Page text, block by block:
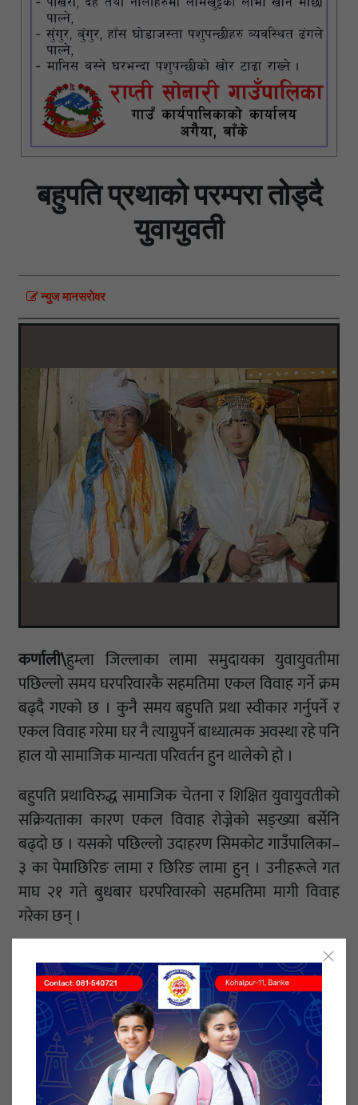
बहुपति प्रथाको परम्परा तोड्दै
युवायुवती
न्युज मानसराेवर
कर्णाली\हुम्ला जिल्लाका लामा समुदायका युवायुवतीमा
पछिल्लो समय घरपरिवारकै सहमतिमा एकल विवाह गर्ने क्रम
बढ्दै गएको छ । कुनै समय बहुपति प्रथा स्वीकार गर्नुपर्ने र
एकल विवाह गरेमा घर नै त्याग्नुपर्ने बाध्यात्मक अवस्था रहे पनि
हाल यो सामाजिक मान्यता परिवर्तन हुन थालेको हो ।
बहुपति प्रथाविरुद्ध सामाजिक चेतना र शिक्षित युवायुवतीको
सक्रियताका कारण एकल विवाह रोज्नेको सङ्ख्या बर्सेनि
बढ्दो छ । यसको पछिल्लो उदाहरण सिमकोट गाउँपालिका–
३ का पेमाछिरिङ लामा र छिरिङ लामा हुन् । उनीहरूले गत
माघ २१ गते बुधबार घरपरिवारको सहमतिमा मागी विवाह
गरेका छन् ।
पाँच भाइमध्येका साहिला छोरा पेमाछिरिङका जेठो र माहिलो
दाजुले पनि यसअघि नै एकल विवाह गरिसकेका छन् । बाँकी
रहेका दुई भाइले पनि एकल विवाह नै गर्ने उनले बताए ।
पेमाछिरिङको जोडीसहित यस वर्ष मात्र लामा समुदायका ६
जोडीले एकल विवाह गरेका छन् ।
नेपाल पत्रकार महासङ्घ, हुम्लाकी उपाध्यक्ष छपाल लामाका